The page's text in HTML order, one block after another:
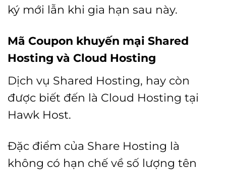
ký mới lẫn khi gia hạn sau này.
Mã Coupon khuyến mại Shared
Hosting và Cloud Hosting
Dịch vụ Shared Hosting, hay còn
được biết đến là Cloud Hosting tại
Hawk Host.
Đặc điểm của Share Hosting là
không có hạn chế về số lượng tên